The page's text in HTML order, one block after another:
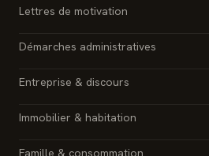
Lettres de motivation
Démarches administratives
Entreprise & discours
Immobilier & habitation
Famille & consommation